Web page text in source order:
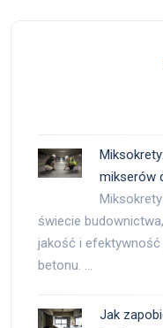
mikserów
świecie
jakość i
betonu. …
Jak